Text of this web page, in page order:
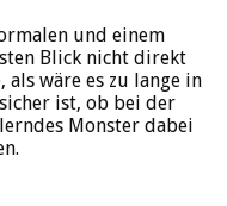
und einem
Blick nicht direkt
wäre es zu lange in
ist, ob bei der
Monster dabei